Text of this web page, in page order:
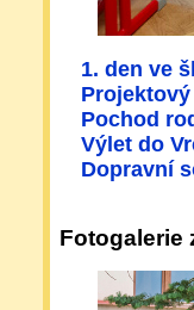
1. den ve
Pochod
Výlet do
Dopravní
Fotogalerie